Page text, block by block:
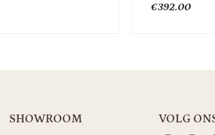
€392.00
SHOWROOM VOLG